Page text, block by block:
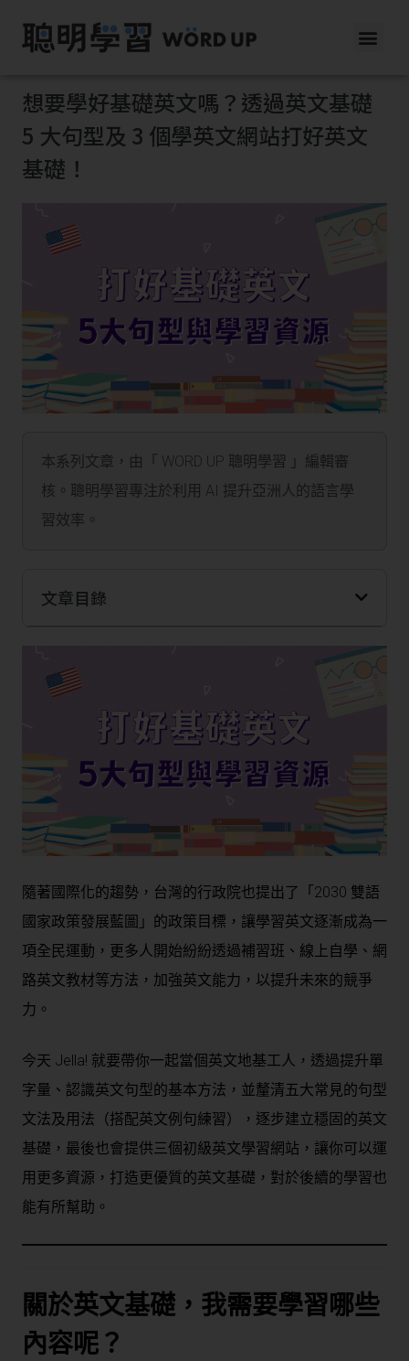
想要學好基礎英文嗎？透過英文基礎
5 大句型及 3 個學英文網站打好英文
基礎！
本系列文章，由「 WORD UP 聰明學習 」編輯審
核。聰明學習專注於利用 AI 提升亞洲人的語言學
習效率。
文章目錄
隨著國際化的趨勢，台灣的行政院也提出了「2030 雙語
國家政策發展藍圖」的政策目標，讓學習英文逐漸成為一
項全民運動，更多人開始紛紛透過補習班、線上自學、網
路英文教材等方法，加強英文能力，以提升未來的競爭
力。
今天 Jella! 就要帶你一起當個英文地基工人，透過提升單
字量、認識英文句型的基本方法，並釐清五大常見的句型
文法及用法（搭配英文例句練習），逐步建立穩固的英文
基礎，最後也會提供三個初級英文學習網站，讓你可以運
用更多資源，打造更優質的英文基礎，對於後續的學習也
能有所幫助。
關於英文基礎，我需要學習哪些
內容呢？